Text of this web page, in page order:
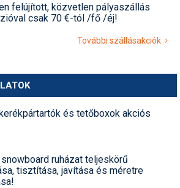
felújított, közvetlen pályaszállás
csak 70 €-tól /fő /éj!
További szállásakciók
és tetőboxok akciós
ruházat teljeskörű
tisztítása, javítása és méretre